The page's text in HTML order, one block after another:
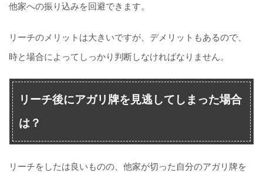
他家への振り込みを回避できます。
リーチのメリットは大きいですが、デメリットもあるので、
時と場合によってしっかり判断しなければなりません。
リーチ後にアガリ牌を見逃してしまった場合
は？
リーチをしたは良いものの、他家が切った自分のアガリ牌を